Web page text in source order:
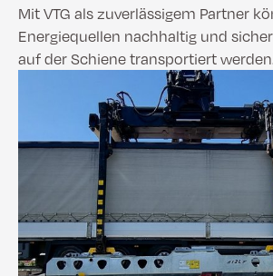
Mit VTG als zuverlässigem Partner
Energiequellen nachhaltig und
auf der Schiene transportiert